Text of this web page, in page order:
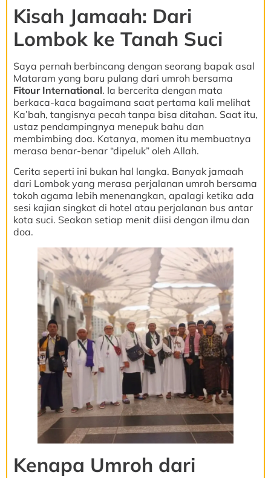
Kisah Jamaah: Dari
Lombok ke Tanah Suci
Saya pernah berbincang dengan seorang bapak asal
Mataram yang baru pulang dari umroh bersama
Fitour International. Ia bercerita dengan mata
berkaca-kaca bagaimana saat pertama kali melihat
Ka’bah, tangisnya pecah tanpa bisa ditahan. Saat itu,
ustaz pendampingnya menepuk bahu dan
membimbing doa. Katanya, momen itu membuatnya
merasa benar-benar “dipeluk” oleh Allah.
Cerita seperti ini bukan hal langka. Banyak jamaah
dari Lombok yang merasa perjalanan umroh bersama
tokoh agama lebih menenangkan, apalagi ketika ada
sesi kajian singkat di hotel atau perjalanan bus antar
kota suci. Seakan setiap menit diisi dengan ilmu dan
doa.
Kenapa Umroh dari